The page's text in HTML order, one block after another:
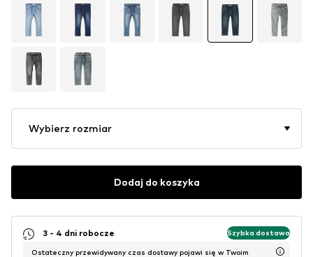
Wybierz rozmiar
Dodaj do koszyka
3 - 4 dni robocze Szybka dostawa
Ostateczny przewidywany czas dostawy pojawi się w Twoim